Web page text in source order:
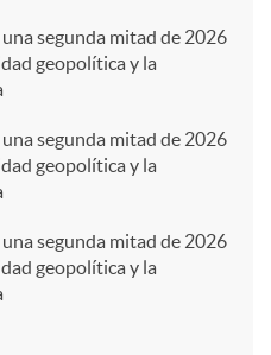
segunda mitad de 2026
geopolítica y la
segunda mitad de 2026
geopolítica y la
segunda mitad de 2026
geopolítica y la